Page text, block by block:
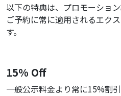
以下の特典は、プロモーショ
ご予約に常に適用されるエク
す。
15% Off
一般公示料金より常に15%割引